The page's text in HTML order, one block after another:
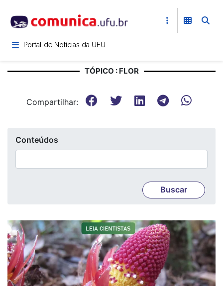
para
conteúdoPortal de Notícias da UFU
TÓPICO : FLOR
Compartilhar:
Conteúdos